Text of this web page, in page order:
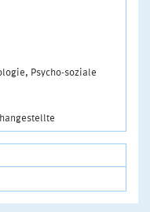
Psycho-soziale